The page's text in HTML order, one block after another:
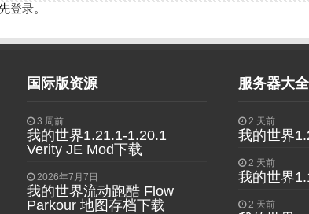
登录。
国际版资源
3 周前
我的世界1.21.1-1.20.1
Verity JE Mod下载
2026年7月7日
我的世界流动跑酷 Flow
Parkour 地图存档下载
服务器大全
2 天前
我的世界
2 天前
我的世界
2 天前